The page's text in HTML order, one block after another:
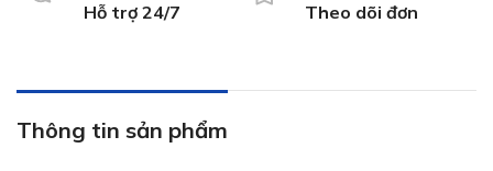
Hỗ trợ 24/7 Theo dõi đơn
Thông tin sản phẩm